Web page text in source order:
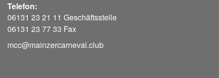
Telefon:
06131 23 21 11 Geschäftsstelle
06131 23 77 33 Fax
mcc@mainzercarneval.club